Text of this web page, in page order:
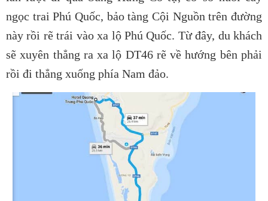
ngọc trai Phú Quốc, bảo tàng Cội Nguồn trên đường
này rồi rẽ trái vào xa lộ Phú Quốc. Từ đây, du khách
sẽ xuyên thẳng ra xa lộ DT46 rẽ về hướng bên phải
rồi đi thẳng xuống phía Nam đảo.